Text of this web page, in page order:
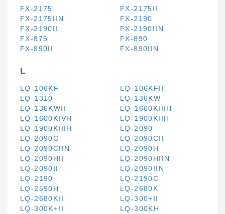
FX-2175
FX-2175II
FX-2175IIN
FX-2190
FX-2190II
FX-2190IIN
FX-875
FX-890
FX-890II
FX-890IIN
L
LQ-106KF
LQ-106KFII
LQ-1310
LQ-136KW
LQ-136KWII
LQ-1600KIIIH
LQ-1600KIVH
LQ-1900KIIH
LQ-1900KIIIH
LQ-2090
LQ-2090C
LQ-2090CII
LQ-2090CIIN
LQ-2090H
LQ-2090HII
LQ-2090HIIN
LQ-2090II
LQ-2090IIN
LQ-2190
LQ-2190C
LQ-2590H
LQ-2680K
LQ-2680KII
LQ-300+II
LQ-300K+II
LQ-300KH